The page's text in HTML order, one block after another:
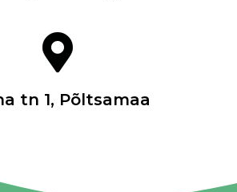
tn 1, Põltsamaa